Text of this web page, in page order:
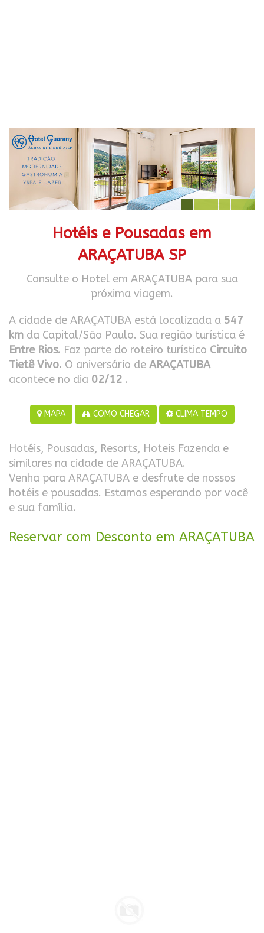
Hotéis e Pousadas em
ARAÇATUBA SP
Consulte o Hotel em ARAÇATUBA para sua
próxima viagem.
A cidade de ARAÇATUBA está localizada a 547
km da Capital/São Paulo. Sua região turística é
Entre Rios. Faz parte do roteiro turístico Circuito
Tietê Vivo. O aniversário de ARAÇATUBA
acontece no dia 02/12 .
MAPA COMO CHEGAR CLIMA TEMPO
Hotéis, Pousadas, Resorts, Hoteis Fazenda e
similares na cidade de ARAÇATUBA.
Venha para ARAÇATUBA e desfrute de nossos
hotéis e pousadas. Estamos esperando por você
e sua família.
Reservar com Desconto em ARAÇATUBA